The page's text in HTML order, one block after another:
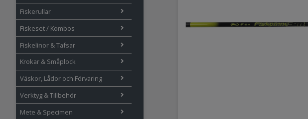
Fiskerullar
Fiskeset / Kombos
Fiskelinor & Tafsar
Krokar & Småplock
Väskor, Lådor och Förvaring
Verktyg & Tillbehör
Mete & Specimen